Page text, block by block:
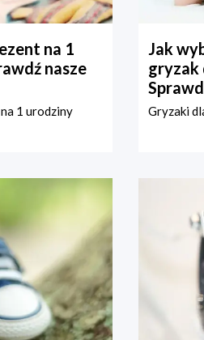
na 1
nasze
1 urodziny
Jak
gryzak
Gryzaki